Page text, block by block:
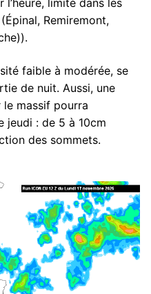
Remiremont,
faible à modérée, se
de nuit. Aussi, une
massif pourra
jeudi : de 5 à 10cm
des sommets.